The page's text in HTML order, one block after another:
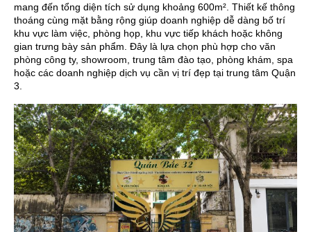
mang đến tổng diện tích sử dụng khoảng 600m². Thiết kế thông
thoáng cùng mặt bằng rộng giúp doanh nghiệp dễ dàng bố trí
khu vực làm việc, phòng họp, khu vực tiếp khách hoặc không
gian trưng bày sản phẩm. Đây là lựa chọn phù hợp cho văn
phòng công ty, showroom, trung tâm đào tạo, phòng khám, spa
hoặc các doanh nghiệp dịch vụ cần vị trí đẹp tại trung tâm Quận
3.